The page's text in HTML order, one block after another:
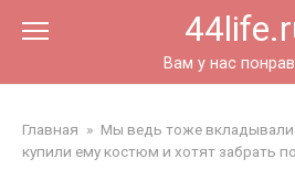
Вам у нас
Главная » Мы ведь тоже
купили ему костюм и хотят забрать